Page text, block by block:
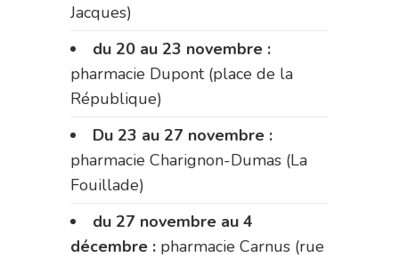
Jacques)
du 20 au 23 novembre :
pharmacie Dupont (place de la
République)
Du 23 au 27 novembre :
pharmacie Charignon-Dumas (La
Fouillade)
du 27 novembre au 4
décembre : pharmacie Carnus (rue